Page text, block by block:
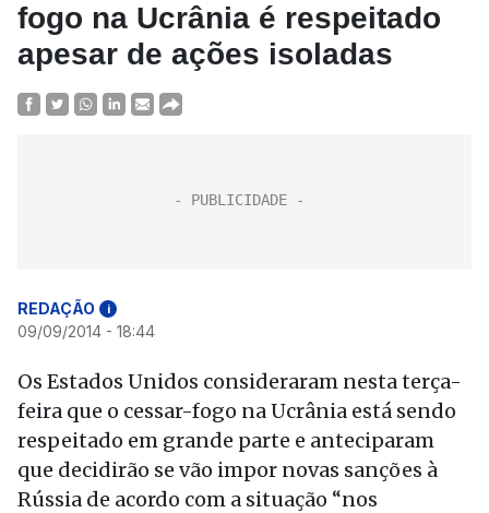
fogo na Ucrânia é respeitado
apesar de ações isoladas
REDAÇÃO i
09/09/2014 - 18:44
Os Estados Unidos consideraram nesta terça-
feira que o cessar-fogo na Ucrânia está sendo
respeitado em grande parte e anteciparam
que decidirão se vão impor novas sanções à
Rússia de acordo com a situação “nos